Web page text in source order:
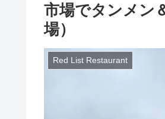
市場でタンメン
場）
Red List Restaurant